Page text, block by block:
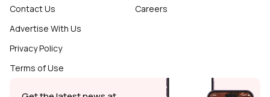
Contact Us
Advertise With Us
Privacy Policy
Terms of Use
Careers